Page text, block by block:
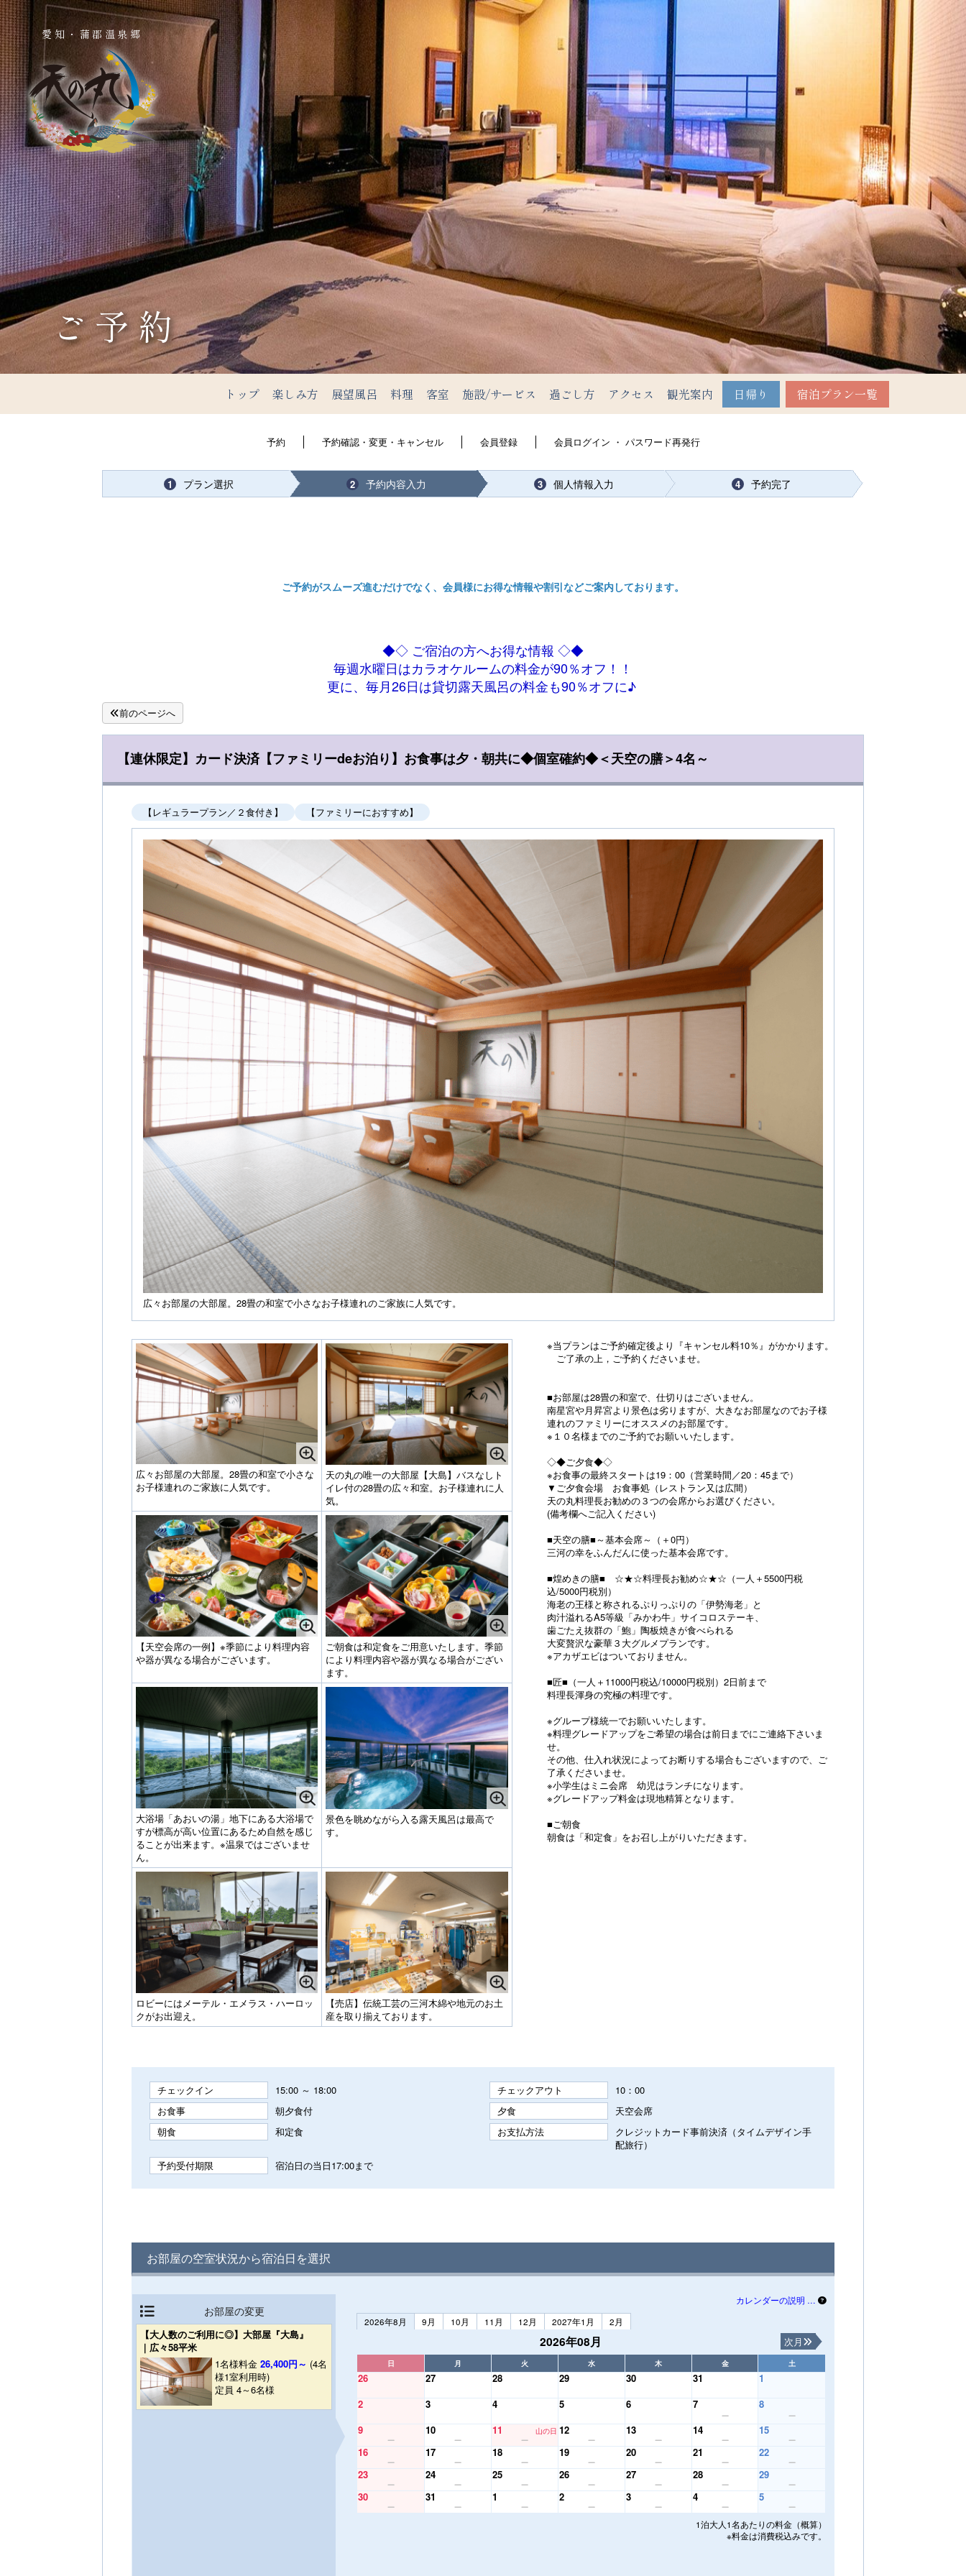
愛知・蒲郡温泉郷
トップ 楽しみ方 展望風呂 料理 客室 施設/サービス 過ごし方 アクセス 観光案内 日帰り 宿泊プラン一覧
ご予約
予約 予約確認・変更・キャンセル 会員登録 会員ログイン ・ パスワード再発行
1 プラン選択 2 予約内容入力 3 個人情報入力 4 予約完了
ご予約がスムーズ進むだけでなく、会員様にお得な情報や割引などご案内しております。
◆◇ ご宿泊の方へお得な情報 ◇◆
毎週水曜日はカラオケルームの料金が90％オフ！！
更に、毎月26日は貸切露天風呂の料金も90％オフに♪
前のページへ
【連休限定】カード決済【ファミリーdeお泊り】お食事は夕・朝共に◆個室確約◆＜天空の膳＞4名～
【レギュラープラン／２食付き】 【ファミリーにおすすめ】
広々お部屋の大部屋。28畳の和室で小さなお子様連れのご家族に人気です。
※当プランはご予約確定後より『キャンセル料10％』がかかります。
ご了承の上，ご予約くださいませ。
■お部屋は28畳の和室で、仕切りはございません。
南星宮や月昇宮より景色は劣りますが、大きなお部屋なのでお子様
連れのファミリーにオススメのお部屋です。
※１０名様までのご予約でお願いいたします。
◇◆ご夕食◆◇
※お食事の最終スタートは19：00（営業時間／20：45まで）
▼ご夕食会場 お食事処（レストラン又は広間）
天の丸料理長お勧めの３つの会席からお選びください。
(備考欄へご記入ください)
■天空の膳■～基本会席～（＋0円）
三河の幸をふんだんに使った基本会席です。
■煌めきの膳■ ☆★☆料理長お勧め☆★☆（一人＋5500円税
込/5000円税別）
海老の王様と称されるぷりっぷりの「伊勢海老」と
肉汁溢れるA5等級「みかわ牛」サイコロステーキ、
歯ごたえ抜群の「鮑」陶板焼きが食べられる
大変贅沢な豪華３大グルメプランです。
※アカザエビはついておりません。
■匠■（一人＋11000円税込/10000円税別）2日前まで
料理長渾身の究極の料理です。
※グループ様統一でお願いいたします。
※料理グレードアップをご希望の場合は前日までにご連絡下さいま
せ。
その他、仕入れ状況によってお断りする場合もございますので、ご
了承くださいませ。
※小学生はミニ会席 幼児はランチになります。
※グレードアップ料金は現地精算となります。
■ご朝食
朝食は「和定食」をお召し上がりいただきます。
広々お部屋の大部屋。28畳の和室で小さな
お子様連れのご家族に人気です。
天の丸の唯一の大部屋【大島】バスなしト
イレ付の28畳の広々和室。お子様連れに人
気。
【天空会席の一例】※季節により料理内容
や器が異なる場合がございます。
ご朝食は和定食をご用意いたします。季節
により料理内容や器が異なる場合がござい
ます。
大浴場「あおいの湯」地下にある大浴場で
すが標高が高い位置にあるため自然を感じ
ることが出来ます。※温泉ではございませ
ん。
景色を眺めながら入る露天風呂は最高で
す。
ロビーにはメーテル・エメラス・ハーロッ
クがお出迎え。
【売店】伝統工芸の三河木綿や地元のお土
産を取り揃えております。
チェックイン 15:00 ～ 18:00 チェックアウト
10：00
お食事
朝夕食付 夕食
天空会席
朝食
和定食 お支払方法
クレジットカード事前決済（タイムデザイン手
配旅行）
予約受付期限
宿泊日の当日17:00まで
お部屋の空室状況から宿泊日を選択
お部屋の変更
【大人数のご利用に◎】大部屋『大島』
｜広々58平米
1名様料金26,400円～ (4名
様1室利用時)
定員 4～6名様
カレンダーの説明 …
2026年8月
9月 10月 11月 12月 2027年1月 2月
2026年08月 次月
日 月 火 水 木 金 土
26 27 28 29 30 31
1
2
3 4 5 6 7
8
9
10 11 山の日 12 13 14
15
16
17 18 19 20 21
22
23
24 25 26 27 28
29
30
31 1 2 3 4 5
1泊大人1名あたりの料金（概算）
※料金は消費税込みです。